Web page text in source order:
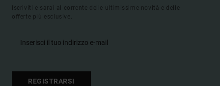
Iscriviti e sarai al corrente delle ultimissime novità e delle
offerte più esclusive.
REGISTRARSI